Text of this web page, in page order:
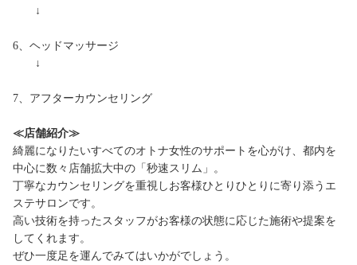
↓
6、ヘッドマッサージ
↓
7、アフターカウンセリング
≪店舗紹介≫
綺麗になりたいすべてのオトナ女性のサポートを心がけ、都内を
中心に数々店舗拡大中の「秒速スリム」。
丁寧なカウンセリングを重視しお客様ひとりひとりに寄り添うエ
ステサロンです。
高い技術を持ったスタッフがお客様の状態に応じた施術や提案を
してくれます。
ぜひ一度足を運んでみてはいかがでしょう。